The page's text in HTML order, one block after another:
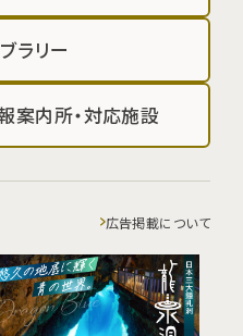
ラリー
案内所・対応施設
広告掲載について